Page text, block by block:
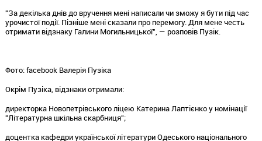
"За декілька днів до вручення мені написали чи зможу я бути під час
урочистої події. Пізніше мені сказали про перемогу. Для мене честь
отримати відзнаку Галини Могильницької", — розповів Пузік.
Фото: facebook Валерія Пузіка
Окрім Пузіка, відзнаки отримали:
директорка Новопетрівського ліцею Катерина Лаптієнко у номінації
"Літературна шкільна скарбниця";
доцентка кафедри української літератури Одеського національного